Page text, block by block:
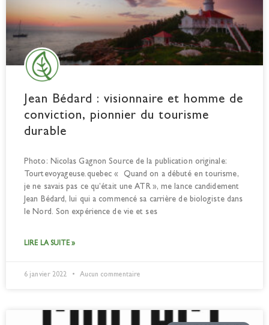
Jean Bédard : visionnaire et homme de
conviction, pionnier du tourisme
durable
Photo: Nicolas Gagnon Source de la publication originale:
Tourtevoyageuse.quebec « Quand on a débuté en tourisme,
je ne savais pas ce qu’était une ATR », me lance candidement
Jean Bédard, lui qui a commencé sa carrière de biologiste dans
le Nord. Son expérience de vie et ses
LIRE LA SUITE »
6 janvier 2022 Aucun commentaire